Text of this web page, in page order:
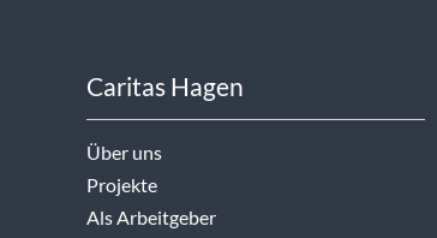
Caritas Hagen
Über uns
Projekte
Als Arbeitgeber